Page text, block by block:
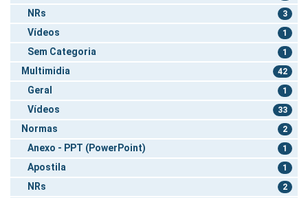
NRs 3
Vídeos 1
Sem Categoria 1
Multimidia 42
Geral 1
Vídeos 33
Normas 2
Anexo - PPT (PowerPoint) 1
Apostila 1
NRs 2